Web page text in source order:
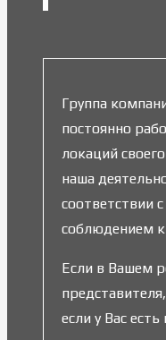
Группа
постоянно
локаций
наша
соответствии
соблюдением
Если в Вашем
если у Вас